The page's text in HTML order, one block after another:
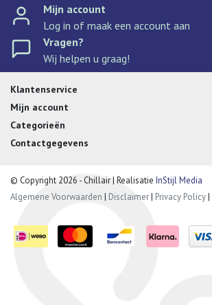
Mijn account
Log in of maak een account aan
Vragen?
Wij helpen u graag!
Klantenservice
Mijn account
Categorieën
Contactgegevens
© Copyright 2026 - Chillair | Realisatie InStijl Media
Algemene Voorwaarden | Disclaimer| Privacy Policy|